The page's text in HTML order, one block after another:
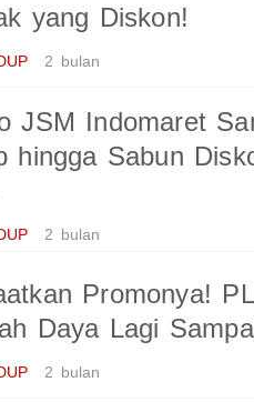
yang Diskon!
2 bulan
JSM Indomaret
hingga Sabun
2 bulan
Promonya!
Daya Lagi
2 bulan